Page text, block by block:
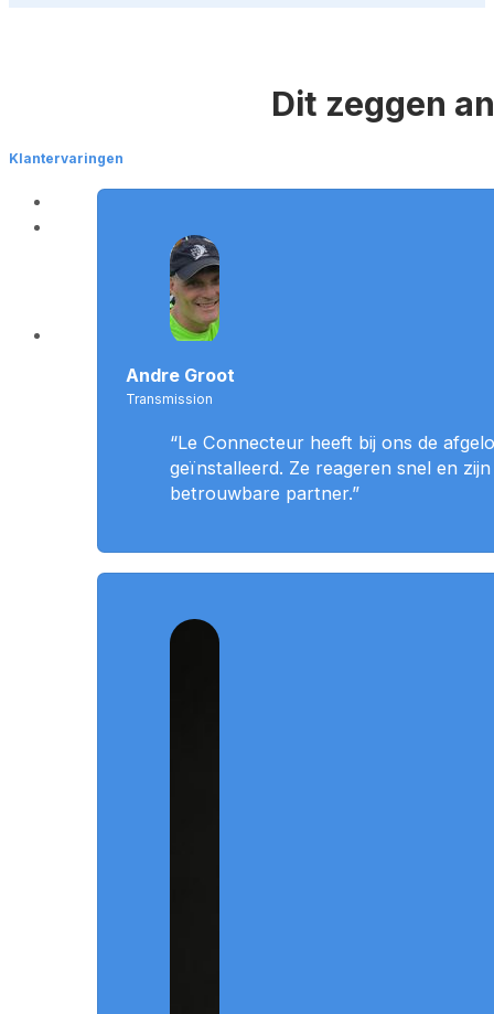
Dit zeggen
Klantervaringen
Andre Groot
Transmission
“Le Connecteur heeft bij ons de
geïnstalleerd. Ze reageren snel en
betrouwbare partner.”